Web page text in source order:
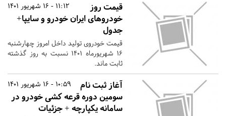
11:12 - 16 شهریور 1401
قیمت روز
خودروهای ایران خودرو و سایپا+
جدول
قیمت خودروی تولید داخل امروز چهارشنبه
۱۶ شهریورماه ۱۴۰۱ نسبت به روز گذشته
ثابت ماند.
10:59 - 16 شهریور 1401
آغاز ثبت نام
سومین دوره قرعه کشی خودرو در
سامانه یکپارچه + جزئیات